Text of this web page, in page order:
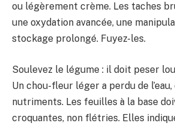
ou légèrement crème. Les taches
une oxydation avancée, une
stockage prolongé. Fuyez-les.
Soulevez le légume : il doit peser
Un chou-fleur léger a perdu de l’eau,
nutriments. Les feuilles à la base
croquantes, non flétries. Elles